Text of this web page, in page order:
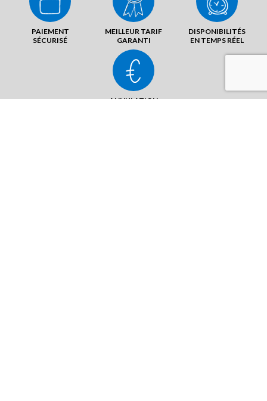
PAIEMENT
SÉCURISÉ
MEILLEUR TARIF
GARANTI
DISPONIBILITÉS
EN TEMPS RÉEL
ANNULATION